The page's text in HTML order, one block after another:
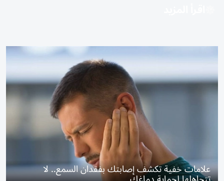
علامات خفية تكشف إصابتك بفقدان السمع.. لا